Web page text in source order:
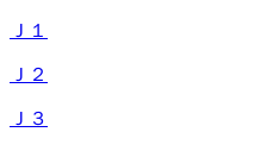
Ｊ１
Ｊ２
Ｊ３